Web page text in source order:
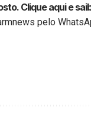
Clique aquie
pelo